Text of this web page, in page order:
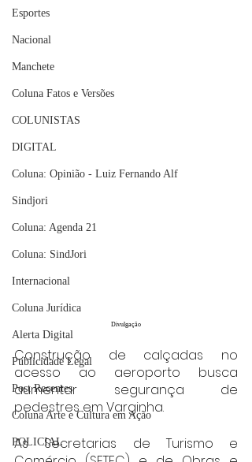
Esportes
Nacional
Manchete
Coluna Fatos e Versões
COLUNISTAS
DIGITAL
Coluna: Opinião - Luiz Fernando Alf
Sindjori
Coluna: Agenda 21
Coluna: SindJori
Internacional
Coluna Jurídica
Alerta Digital
Publicidade Legal
Post Recentes
Coluna Arte e Cultura em Ação
POLICIAL
Divulgação
Construção de calçadas no
acesso ao aeroporto busca
aumentar segurança de
pedestres em Varginha.
As Secretarias de Turismo e